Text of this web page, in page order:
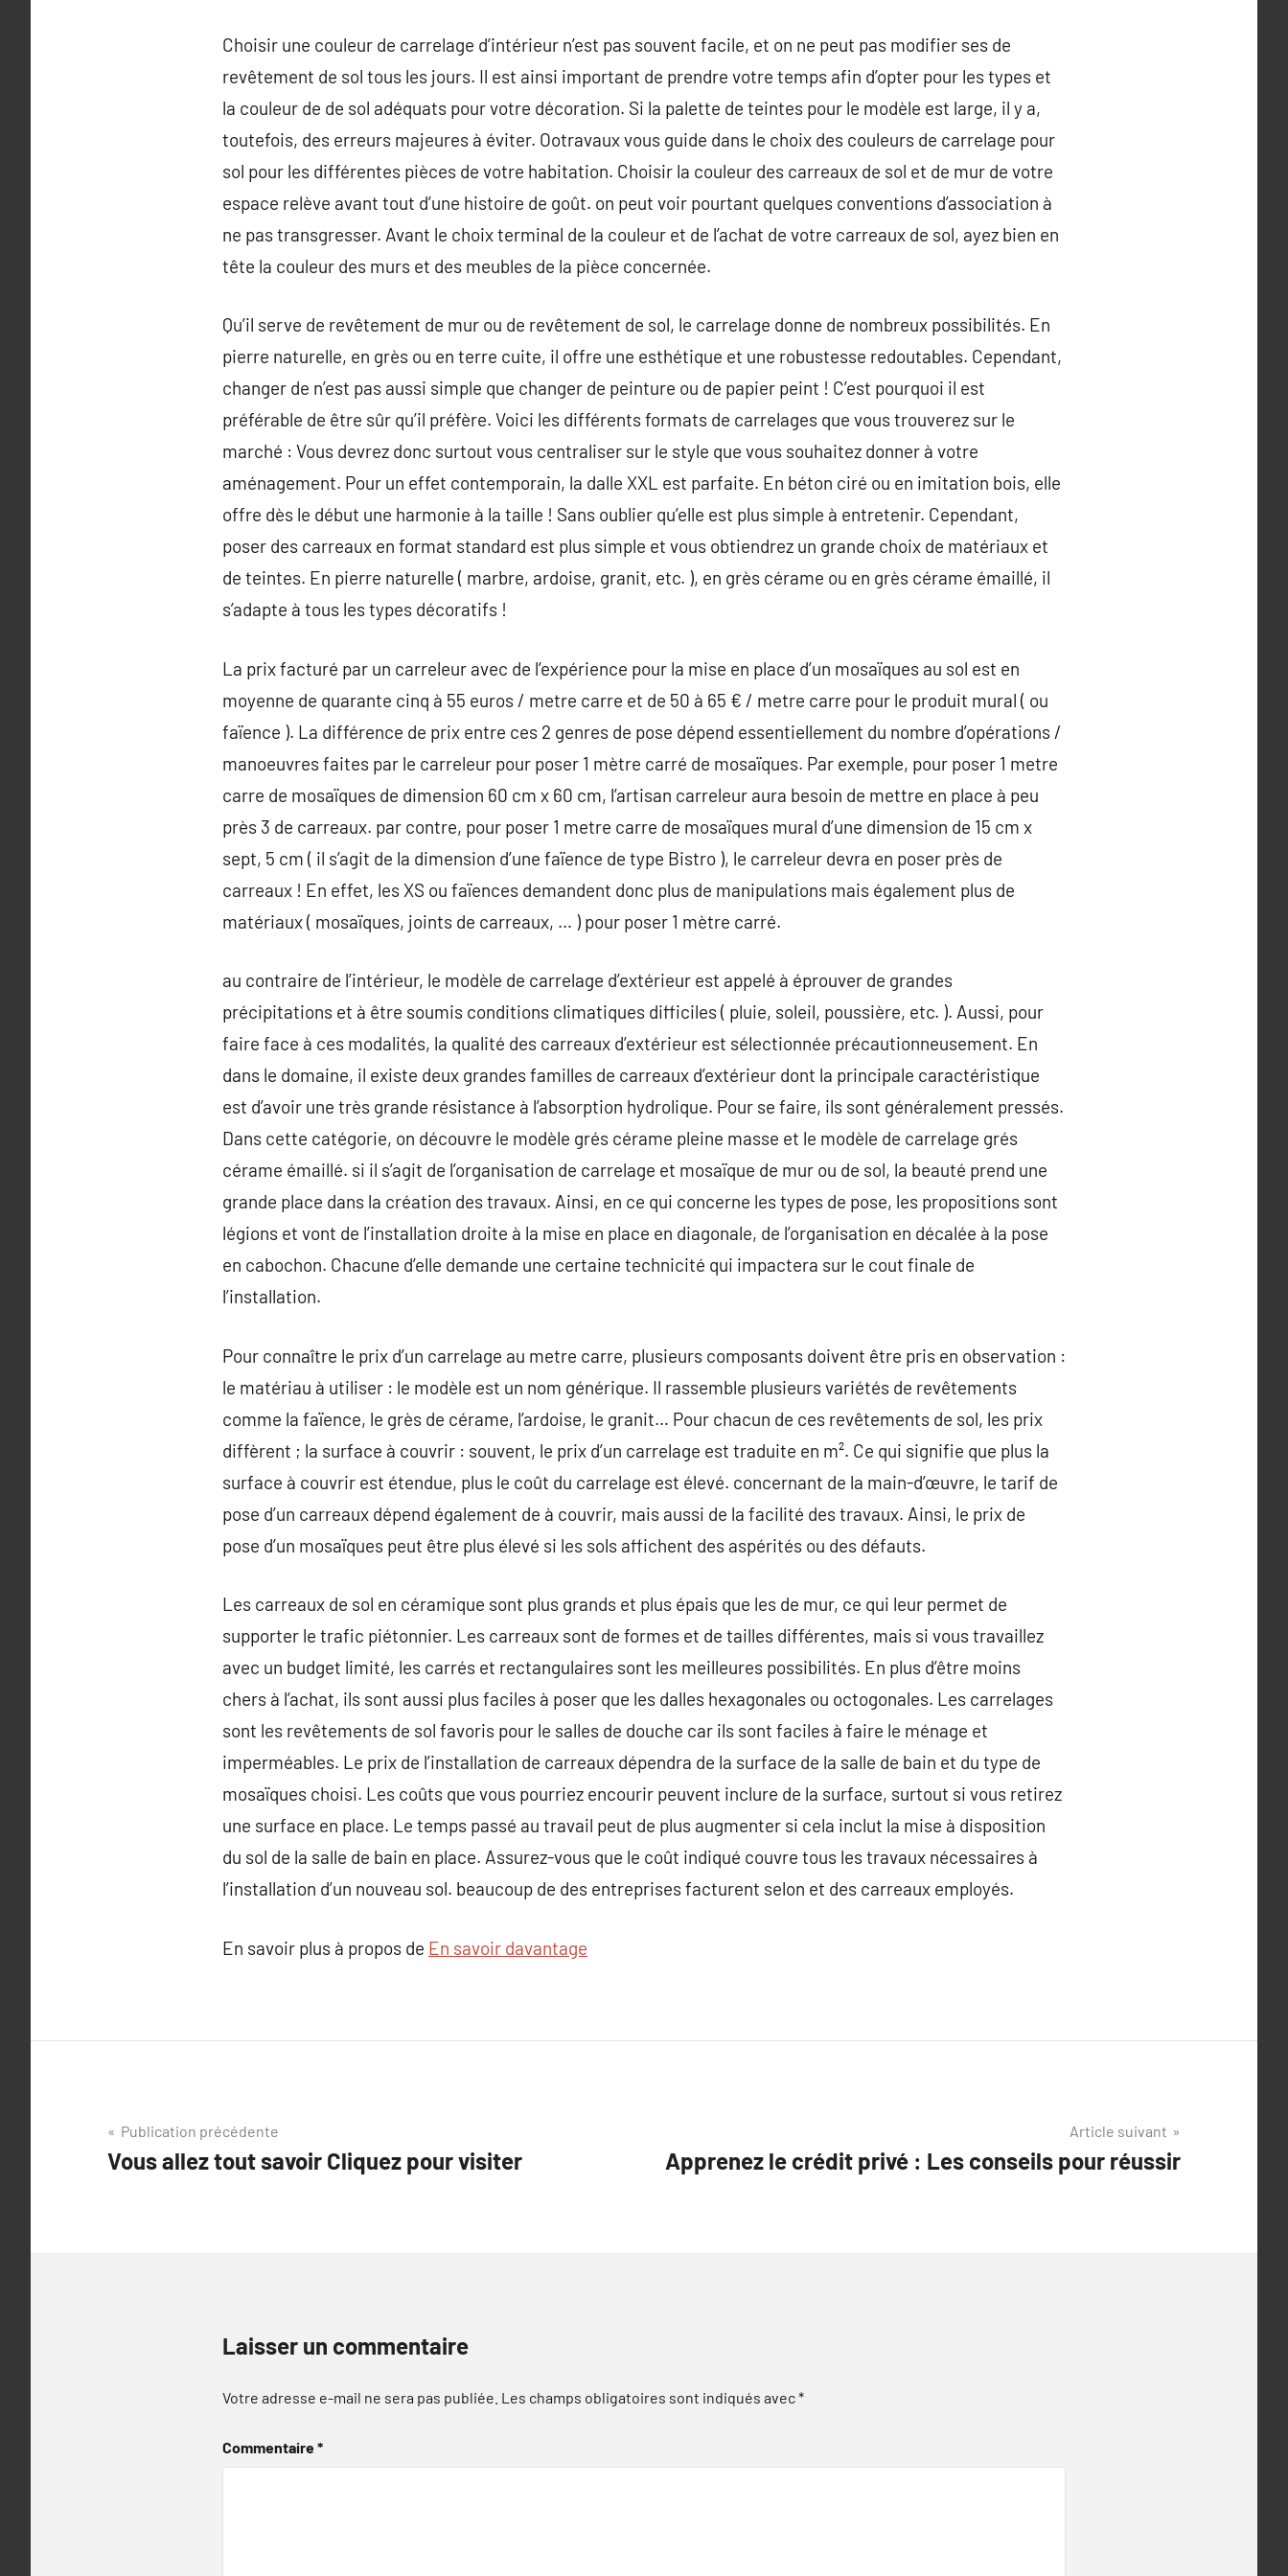
Choisir une couleur de carrelage d’intérieur n’est pas souvent facile, et on ne peut pas modifier ses de
revêtement de sol tous les jours. Il est ainsi important de prendre votre temps afin d’opter pour les types et
la couleur de de sol adéquats pour votre décoration. Si la palette de teintes pour le modèle est large, il y a,
toutefois, des erreurs majeures à éviter. Ootravaux vous guide dans le choix des couleurs de carrelage pour
sol pour les différentes pièces de votre habitation. Choisir la couleur des carreaux de sol et de mur de votre
espace relève avant tout d’une histoire de goût. on peut voir pourtant quelques conventions d’association à
ne pas transgresser. Avant le choix terminal de la couleur et de l’achat de votre carreaux de sol, ayez bien en
tête la couleur des murs et des meubles de la pièce concernée.
Qu’il serve de revêtement de mur ou de revêtement de sol, le carrelage donne de nombreux possibilités. En
pierre naturelle, en grès ou en terre cuite, il offre une esthétique et une robustesse redoutables. Cependant,
changer de n’est pas aussi simple que changer de peinture ou de papier peint ! C’est pourquoi il est
préférable de être sûr qu’il préfère. Voici les différents formats de carrelages que vous trouverez sur le
marché : Vous devrez donc surtout vous centraliser sur le style que vous souhaitez donner à votre
aménagement. Pour un effet contemporain, la dalle XXL est parfaite. En béton ciré ou en imitation bois, elle
offre dès le début une harmonie à la taille ! Sans oublier qu’elle est plus simple à entretenir. Cependant,
poser des carreaux en format standard est plus simple et vous obtiendrez un grande choix de matériaux et
de teintes. En pierre naturelle ( marbre, ardoise, granit, etc. ), en grès cérame ou en grès cérame émaillé, il
s’adapte à tous les types décoratifs !
La prix facturé par un carreleur avec de l’expérience pour la mise en place d’un mosaïques au sol est en
moyenne de quarante cinq à 55 euros / metre carre et de 50 à 65 € / metre carre pour le produit mural ( ou
faïence ). La différence de prix entre ces 2 genres de pose dépend essentiellement du nombre d’opérations /
manoeuvres faites par le carreleur pour poser 1 mètre carré de mosaïques. Par exemple, pour poser 1 metre
carre de mosaïques de dimension 60 cm x 60 cm, l’artisan carreleur aura besoin de mettre en place à peu
près 3 de carreaux. par contre, pour poser 1 metre carre de mosaïques mural d’une dimension de 15 cm x
sept, 5 cm ( il s’agit de la dimension d’une faïence de type Bistro ), le carreleur devra en poser près de
carreaux ! En effet, les XS ou faïences demandent donc plus de manipulations mais également plus de
matériaux ( mosaïques, joints de carreaux, … ) pour poser 1 mètre carré.
au contraire de l’intérieur, le modèle de carrelage d’extérieur est appelé à éprouver de grandes
précipitations et à être soumis conditions climatiques difficiles ( pluie, soleil, poussière, etc. ). Aussi, pour
faire face à ces modalités, la qualité des carreaux d’extérieur est sélectionnée précautionneusement. En
dans le domaine, il existe deux grandes familles de carreaux d’extérieur dont la principale caractéristique
est d’avoir une très grande résistance à l’absorption hydrolique. Pour se faire, ils sont généralement pressés.
Dans cette catégorie, on découvre le modèle grés cérame pleine masse et le modèle de carrelage grés
cérame émaillé. si il s’agit de l’organisation de carrelage et mosaïque de mur ou de sol, la beauté prend une
grande place dans la création des travaux. Ainsi, en ce qui concerne les types de pose, les propositions sont
légions et vont de l’installation droite à la mise en place en diagonale, de l’organisation en décalée à la pose
en cabochon. Chacune d’elle demande une certaine technicité qui impactera sur le cout finale de
l’installation.
Pour connaître le prix d’un carrelage au metre carre, plusieurs composants doivent être pris en observation :
le matériau à utiliser : le modèle est un nom générique. Il rassemble plusieurs variétés de revêtements
comme la faïence, le grès de cérame, l’ardoise, le granit… Pour chacun de ces revêtements de sol, les prix
diffèrent ; la surface à couvrir : souvent, le prix d’un carrelage est traduite en m². Ce qui signifie que plus la
surface à couvrir est étendue, plus le coût du carrelage est élevé. concernant de la main-d’œuvre, le tarif de
pose d’un carreaux dépend également de à couvrir, mais aussi de la facilité des travaux. Ainsi, le prix de
pose d’un mosaïques peut être plus élevé si les sols affichent des aspérités ou des défauts.
Les carreaux de sol en céramique sont plus grands et plus épais que les de mur, ce qui leur permet de
supporter le trafic piétonnier. Les carreaux sont de formes et de tailles différentes, mais si vous travaillez
avec un budget limité, les carrés et rectangulaires sont les meilleures possibilités. En plus d’être moins
chers à l’achat, ils sont aussi plus faciles à poser que les dalles hexagonales ou octogonales. Les carrelages
sont les revêtements de sol favoris pour le salles de douche car ils sont faciles à faire le ménage et
imperméables. Le prix de l’installation de carreaux dépendra de la surface de la salle de bain et du type de
mosaïques choisi. Les coûts que vous pourriez encourir peuvent inclure de la surface, surtout si vous retirez
une surface en place. Le temps passé au travail peut de plus augmenter si cela inclut la mise à disposition
du sol de la salle de bain en place. Assurez-vous que le coût indiqué couvre tous les travaux nécessaires à
l’installation d’un nouveau sol. beaucoup de des entreprises facturent selon et des carreaux employés.
En savoir plus à propos de En savoir davantage
Navigation
de
Publication précédente
Vous allez tout savoir Cliquez pour visiter
Article suivant
Apprenez le crédit privé : Les conseils pour réussir
Laisser un commentaire
Votre adresse e-mail ne sera pas publiée. Les champs obligatoires sont indiqués avec*
Commentaire*